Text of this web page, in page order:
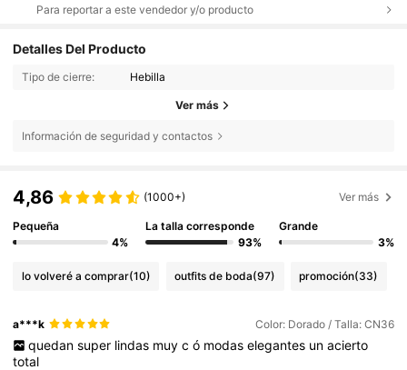
Para reportar a este vendedor y/o producto
Detalles Del Producto
Tipo de cierre: Hebilla
Ver más
Información de seguridad y contactos
4,86 (1000+) Ver más
Pequeña
4%
La talla corresponde
93%
Grande
3%
lo volveré a comprar(10) outfits de boda(97) promoción(33)
a***k Color: Dorado / Talla: CN36
quedan super lindas muy c ó modas elegantes un acierto
total